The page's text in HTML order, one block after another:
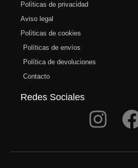
Políticas de privacidad
Aviso legal
Políticas de cookies
Políticas de envíos
Política de devoluciones
Contacto
Redes Sociales